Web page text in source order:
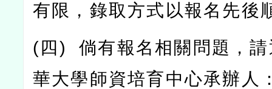
有限，錄取方式以報名先後
(四)倘有報名相關問題，
華大學師資培育中心承辦人